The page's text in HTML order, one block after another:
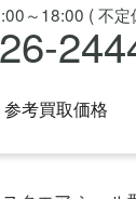
参考買取価格
～18:00 ( 不定